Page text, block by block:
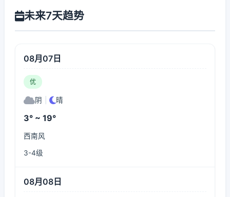
未来7天趋势
08月07日
优
阴 晴
3° ~ 19°
西南风
3-4级
08月08日